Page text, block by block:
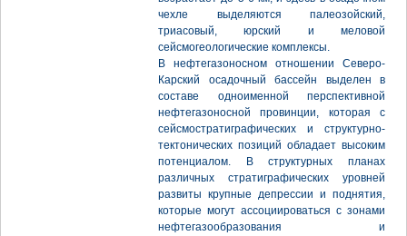
чехле выделяются палеозойский,
триасовый, юрский и меловой
сейсмогеологические комплексы.
В нефтегазоносном отношении Северо-
Карский осадочный бассейн выделен в
составе одноименной перспективной
нефтегазоносной провинции, которая с
сейсмостратиграфических и структурно-
тектонических позиций обладает высоким
потенциалом. В структурных планах
различных стратиграфических уровней
развиты крупные депрессии и поднятия,
которые могут ассоциироваться с зонами
нефтегазообразования и